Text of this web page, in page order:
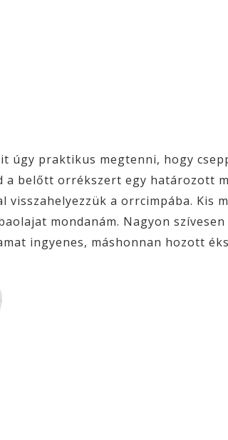
úgy praktikus megtenni, hogy
belőtt orrékszert egy határozott
a orrcimpába. Kis
mondanám. Nagyon
ingyenes, máshonnan hozott